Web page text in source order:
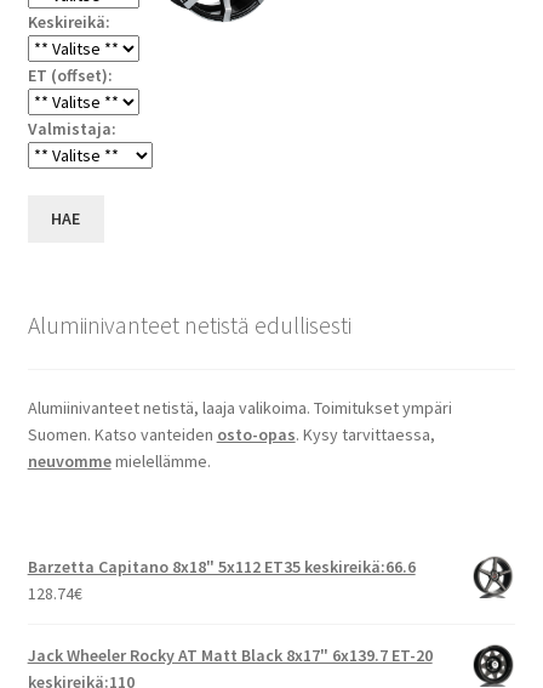
Keskireikä:
ET (offset):
Valmistaja:
HAE
Alumiinivanteet netistä edullisesti
Alumiinivanteet netistä, laaja valikoima. Toimitukset ympäri
Suomen. Katso vanteiden osto-opas. Kysy tarvittaessa,
neuvommemielellämme.
Barzetta Capitano 8x18" 5x112 ET35 keskireikä:66.6
128.74€
Jack Wheeler Rocky AT Matt Black 8x17" 6x139.7 ET-20
keskireikä:110